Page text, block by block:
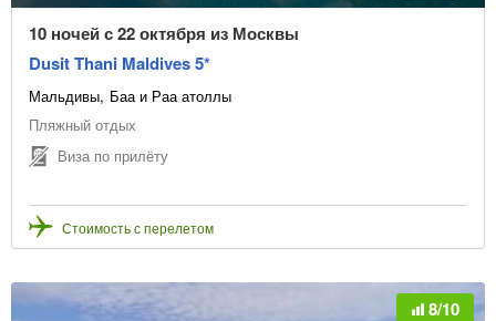
10 ночей с 22 октября из Москвы
Dusit Thani Maldives 5*
Мальдивы Баа и Раа атоллы
Пляжный отдых
Виза по прилёту
Стоимость с перелетом
8/10